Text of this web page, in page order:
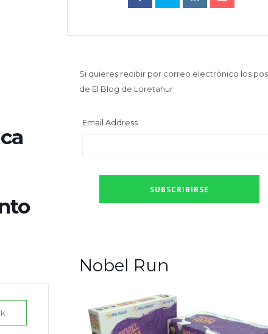
Si quieres recibir por correo electrónico los
de El Blog de Loretahur:
Email Address
Nobel Run